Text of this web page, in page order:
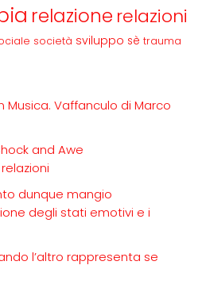
relazione relazioni
società sviluppo sè trauma
Musica. Vaffanculo di Marco
and Awe
dunque mangio
degli stati emotivi e i
l’altro rappresenta se